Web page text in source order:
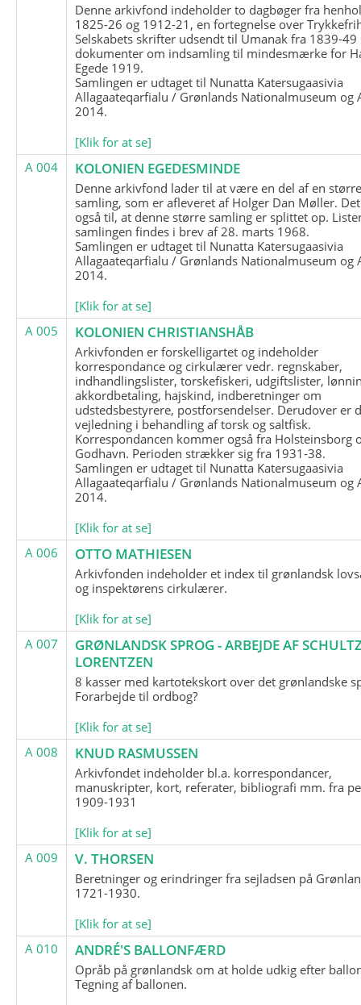
Denne arkivfond indeholder to dagbøger fra
1825-26 og 1912-21, en fortegnelse over
Selskabets skrifter udsendt til Umanak fra 1839-49
dokumenter om indsamling til mindesmærke for
Egede 1919.
Samlingen er udtaget til Nunatta Katersugaasivia
Allagaateqarfialu / Grønlands Nationalmuseum og
2014.
[Klik for at se]
A 004
KOLONIEN EGEDESMINDE
Denne arkivfond lader til at være en del af en
samling, som er afleveret af Holger Dan Møller.
også til, at denne større samling er splittet op.
samlingen findes i brev af 28. marts 1968.
Samlingen er udtaget til Nunatta Katersugaasivia
Allagaateqarfialu / Grønlands Nationalmuseum og
2014.
[Klik for at se]
A 005
KOLONIEN CHRISTIANSHÅB
Arkivfonden er forskelligartet og indeholder
korrespondance og cirkulærer vedr. regnskaber,
indhandlingslister, torskefiskeri, udgiftslister,
akkordbetaling, hajskind, indberetninger om
udstedsbestyrere, postforsendelser. Derudover er
vejledning i behandling af torsk og saltfisk.
Korrespondancen kommer også fra Holsteinsborg
Godhavn. Perioden strækker sig fra 1931-38.
Samlingen er udtaget til Nunatta Katersugaasivia
Allagaateqarfialu / Grønlands Nationalmuseum og
2014.
[Klik for at se]
A 006
OTTO MATHIESEN
Arkivfonden indeholder et index til grønlandsk
og inspektørens cirkulærer.
[Klik for at se]
A 007
GRØNLANDSK SPROG - ARBEJDE AF
LORENTZEN
8 kasser med kartotekskort over det grønlandske
Forarbejde til ordbog?
[Klik for at se]
A 008
KNUD RASMUSSEN
Arkivfondet indeholder bl.a. korrespondancer,
manuskripter, kort, referater, bibliografi mm. fra
1909-1931
[Klik for at se]
A 009
V. THORSEN
Beretninger og erindringer fra sejladsen på
1721-1930.
[Klik for at se]
A 010
ANDRÉ'S BALLONFÆRD
Opråb på grønlandsk om at holde udkig efter
Tegning af ballonen.